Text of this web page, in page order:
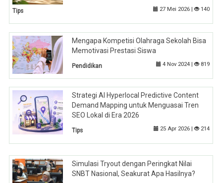
Tips 27 Mei 2026 | 140
Mengapa Kompetisi Olahraga Sekolah Bisa
Memotivasi Prestasi Siswa
Pendidikan 4 Nov 2024 | 819
Strategi AI Hyperlocal Predictive Content
Demand Mapping untuk Menguasai Tren
SEO Lokal di Era 2026
Tips 25 Apr 2026 | 214
Simulasi Tryout dengan Peringkat Nilai
SNBT Nasional, Seakurat Apa Hasilnya?